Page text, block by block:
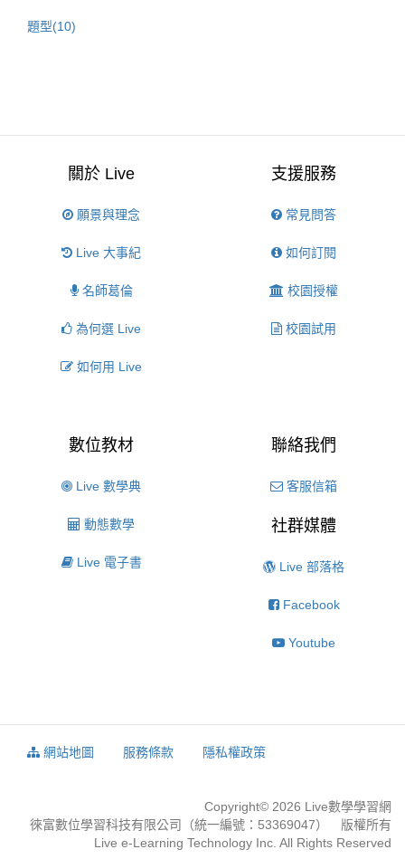
題型(10)
關於 Live
願景與理念
Live 大事紀
名師葛倫
為何選 Live
如何用 Live
支援服務
常見問答
如何訂閱
校園授權
校園試用
數位教材
Live 數學典
動態數學
Live 電子書
聯絡我們
客服信箱
社群媒體
Live 部落格
Facebook
Youtube
網站地圖 服務條款 隱私權政策
Copyright© 2026 Live數學學習網
徠富數位學習科技有限公司（統一編號：53369047） 版權所有
Live e-Learning Technology Inc. All Rights Reserved